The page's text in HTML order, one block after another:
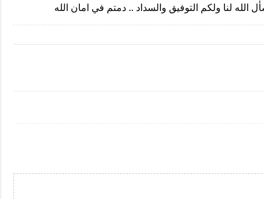
الله لنا ولكم التوفيق والسداد .. دمتم في امان الله